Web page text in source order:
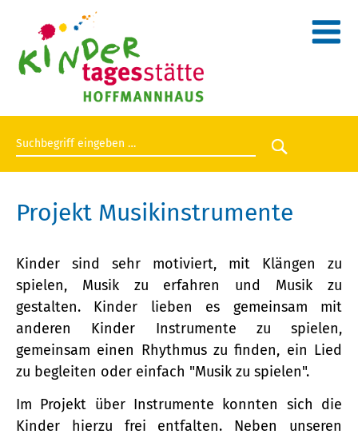
Suchbegriff eingeben
Suche
Projekt Musikinstrumente
Kinder sind sehr motiviert, mit Klängen zu
spielen, Musik zu erfahren und Musik zu
gestalten. Kinder lieben es gemeinsam mit
anderen Kinder Instrumente zu spielen,
gemeinsam einen Rhythmus zu finden, ein Lied
zu begleiten oder einfach "Musik zu spielen".
Im Projekt über Instrumente konnten sich die
Kinder hierzu frei entfalten. Neben unseren